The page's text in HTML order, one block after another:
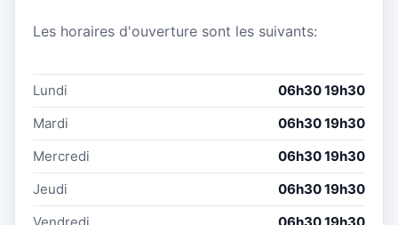
Les horaires d'ouverture sont les suivants:
Lundi
06h30 19h30
Mardi
06h30 19h30
Mercredi
06h30 19h30
Jeudi
06h30 19h30